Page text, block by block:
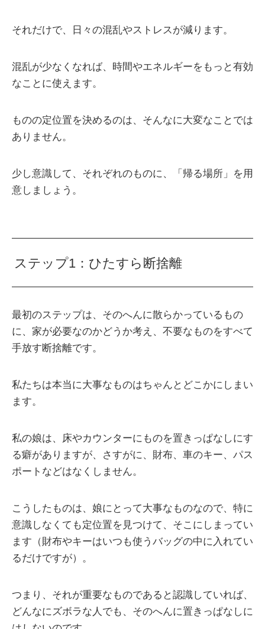
それだけで、日々の混乱やストレスが減ります。
混乱が少なくなれば、時間やエネルギーをもっと有効
なことに使えます。
ものの定位置を決めるのは、そんなに大変なことでは
ありません。
少し意識して、それぞれのものに、「帰る場所」を用
意しましょう。
ステップ1：ひたすら断捨離
最初のステップは、そのへんに散らかっているもの
に、家が必要なのかどうか考え、不要なものをすべて
手放す断捨離です。
私たちは本当に大事なものはちゃんとどこかにしまい
ます。
私の娘は、床やカウンターにものを置きっぱなしにす
る癖がありますが、さすがに、財布、車のキー、パス
ポートなどはなくしません。
こうしたものは、娘にとって大事なものなので、特に
意識しなくても定位置を見つけて、そこにしまってい
ます（財布やキーはいつも使うバッグの中に入れてい
るだけですが）。
つまり、それが重要なものであると認識していれば、
どんなにズボラな人でも、そのへんに置きっぱなしに